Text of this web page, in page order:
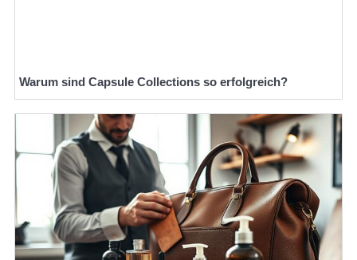
Warum sind Capsule Collections so erfolgreich?